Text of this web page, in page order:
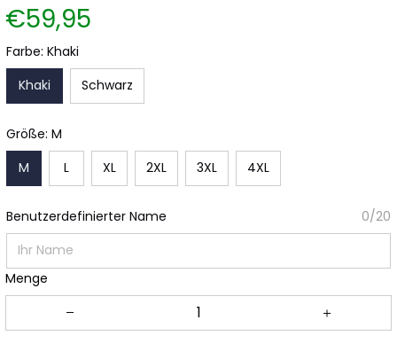
€59,95
Farbe: Khaki
Khaki
Schwarz
Größe: M
M
L XL 2XL 3XL 4XL
Benutzerdefinierter Name 0/20
Menge